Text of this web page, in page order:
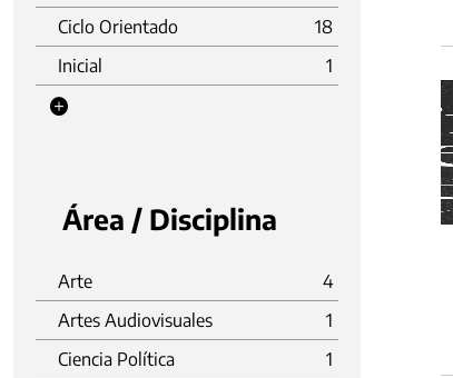
Ciclo Orientado
18
Inicial
1
Área / Disciplina
Arte
4
Artes Audiovisuales
1
Ciencia Política
1